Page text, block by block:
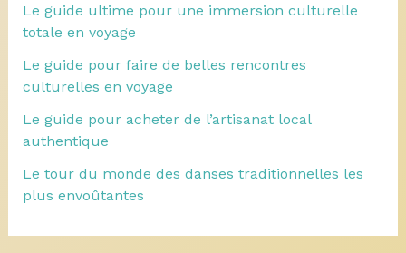
Le guide ultime pour une immersion culturelle
totale en voyage
Le guide pour faire de belles rencontres
culturelles en voyage
Le guide pour acheter de l’artisanat local
authentique
Le tour du monde des danses traditionnelles les
plus envoûtantes